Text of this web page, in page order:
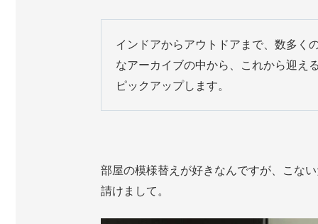
インドアからアウトドアまで、数多く
なアーカイブの中から、これから迎え
ピックアップします。
部屋の模様替えが好きなんですが、こな
請けまして。